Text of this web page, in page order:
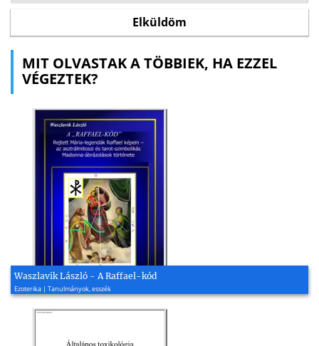
MIT OLVASTAK A TÖBBIEK, HA EZZEL
VÉGEZTEK?
Waszlavik László - A Raffael-kód
Ezoterika | Tanulmányok, esszék